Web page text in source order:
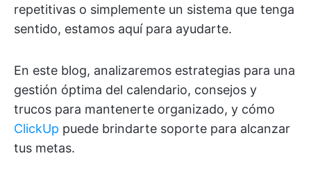
repetitivas o simplemente un sistema que tenga
sentido, estamos aquí para ayudarte.
En este blog, analizaremos estrategias para una
gestión óptima del calendario, consejos y
trucos para mantenerte organizado, y cómo
ClickUp puede brindarte soporte para alcanzar
tus metas.